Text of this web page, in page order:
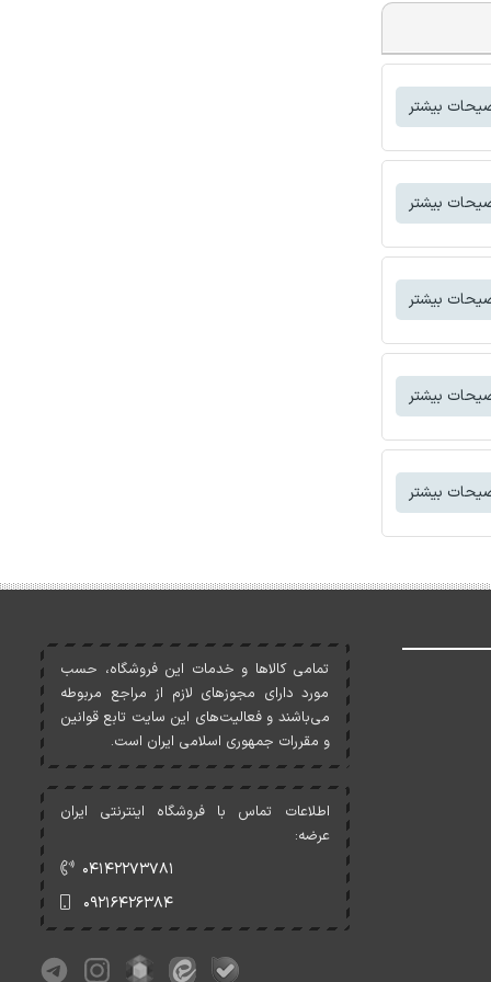
بیشتر
بیشتر
بیشتر
بیشتر
بیشتر
تمامی کالاها و خدمات اين فروشگاه، حسب
مورد دارای مجوزهای لازم از مراجع مربوطه
می‌باشند و فعاليت‌های اين سايت تابع قوانين
و مقررات جمهوری اسلامی ايران است.
اطلاعات تماس با فروشگاه اینترنتی ایران
عرضه:
۰۴۱۴۲۲۷۳۷۸۱
۰۹۲۱۶۴۲۶۳۸۴